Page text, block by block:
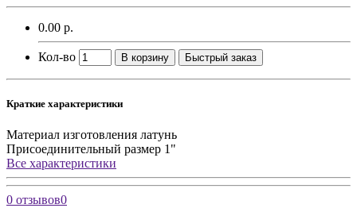
0.00 р.
Кол-во В корзину Быстрый заказ
Краткие характеристики
Материал изготовления латунь
Присоединительный размер 1"
Все характеристики
0 отзывов0